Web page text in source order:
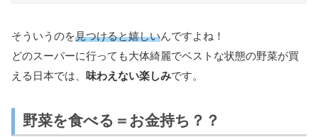
そういうのを見つけると嬉しいんですよね！
どのスーパーに行っても大体綺麗でベストな状態の野菜が買
える日本では、 味わえない楽しみです。
野菜を食べる＝お金持ち？？